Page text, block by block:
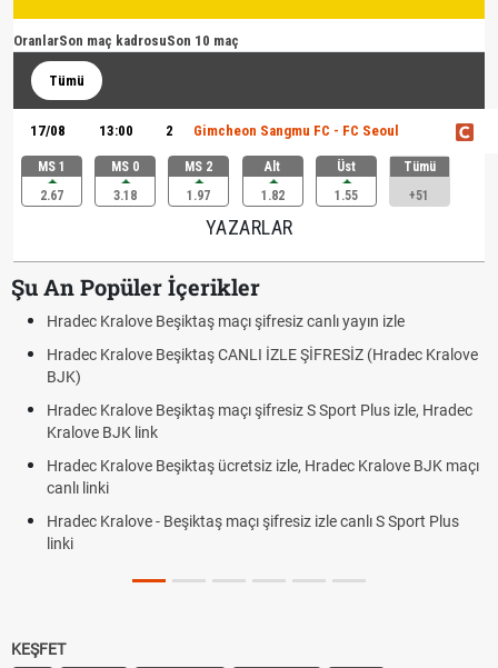
OranlarSon maç kadrosuSon 10 maç
Tümü
17/08 13:00 2 Gimcheon Sangmu FC - FC Seoul
MS 1
2.67
MS 0
3.18
MS 2
1.97
Alt
1.82
Üst
1.55
Tümü
+51
YAZARLAR
Şu An Popüler İçerikler
Hradec Kralove Beşiktaş maçı şifresiz canlı yayın izle
Hradec Kralove Beşiktaş CANLI İZLE ŞİFRESİZ (Hradec Kralove
BJK)
Hradec Kralove Beşiktaş maçı şifresiz S Sport Plus izle, Hradec
Kralove BJK link
Hradec Kralove Beşiktaş ücretsiz izle, Hradec Kralove BJK maçı
canlı linki
Hradec Kralove - Beşiktaş maçı şifresiz izle canlı S Sport Plus
linki
KEŞFET